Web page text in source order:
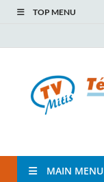
TOP MENU
TVM
MAIN MENU